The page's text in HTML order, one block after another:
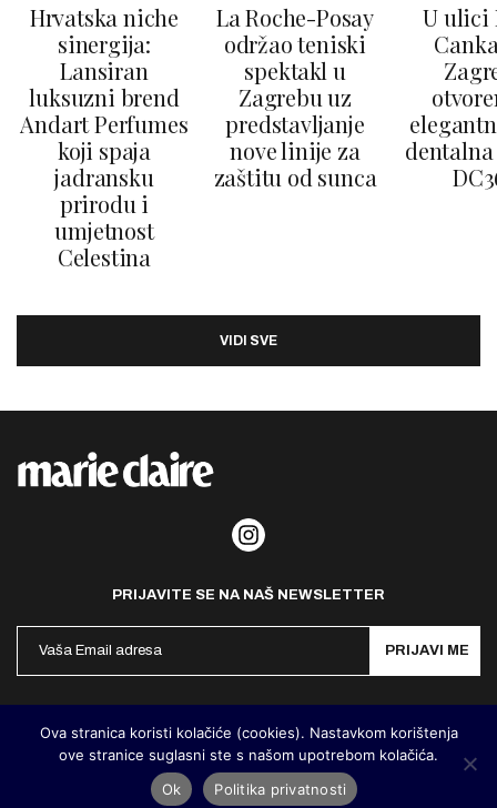
Hrvatska niche
sinergija:
Lansiran
luksuzni brend
Andart Perfumes
koji spaja
jadransku
prirodu i
umjetnost
Celestina
La Roche-Posay
održao teniski
spektakl u
Zagrebu uz
predstavljanje
nove linije za
zaštitu od sunca
U ulici
VIDI SVE
PRIJAVITE SE NA NAŠ NEWSLETTER
PRIJAVI ME
MarieClaire Hrvatska 2026. Designed and developed by Cubes
Ova stranica koristi kolačiće (cookies). Nastavkom korištenja
ove stranice suglasni ste s našom upotrebom kolačića.
Ok
Politika privatnosti